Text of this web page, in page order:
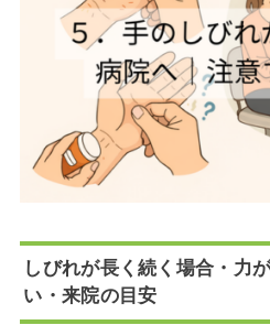
しびれが長く続く場合・力
い・来院の目安